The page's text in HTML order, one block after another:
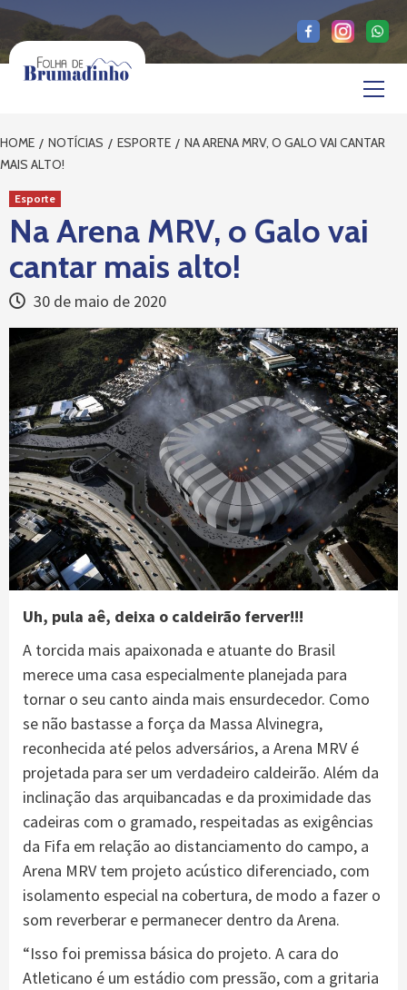
Skip
content
HOME NOTÍCIAS ESPORTE
NA ARENA MRV, O GALO VAI CANTAR
MAIS ALTO!
Esporte
Na Arena MRV, o Galo vai
cantar mais alto!
30 de maio de 2020
Uh, pula aê, deixa o caldeirão ferver!!!
A torcida mais apaixonada e atuante do Brasil
merece uma casa especialmente planejada para
tornar o seu canto ainda mais ensurdecedor. Como
se não bastasse a força da Massa Alvinegra,
reconhecida até pelos adversários, a Arena MRV é
projetada para ser um verdadeiro caldeirão. Além da
inclinação das arquibancadas e da proximidade das
cadeiras com o gramado, respeitadas as exigências
da Fifa em relação ao distanciamento do campo, a
Arena MRV tem projeto acústico diferenciado, com
isolamento especial na cobertura, de modo a fazer o
som reverberar e permanecer dentro da Arena.
“Isso foi premissa básica do projeto. A cara do
Atleticano é um estádio com pressão, com a gritaria